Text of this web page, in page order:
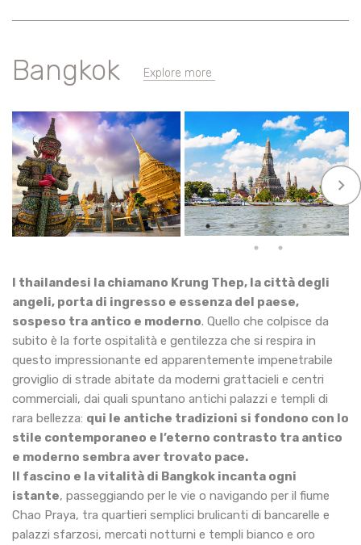
Bangkok Explore more
keyboard_arrow_right
I thailandesi la chiamano Krung Thep, la città degli
angeli, porta di ingresso e essenza del paese,
sospeso tra antico e moderno. Quello che colpisce da
subito è la forte ospitalità e gentilezza che si respira in
questo impressionante ed apparentemente impenetrabile
groviglio di strade abitate da moderni grattacieli e centri
commerciali, dai quali spuntano antichi palazzi e templi di
rara bellezza: qui le antiche tradizioni si fondono con lo
stile contemporaneo e l’eterno contrasto tra antico
e moderno sembra aver trovato pace.
Il fascino e la vitalità di Bangkok incanta ogni
istante, passeggiando per le vie o navigando per il fiume
Chao Praya, tra quartieri semplici brulicanti di bancarelle e
palazzi sfarzosi, mercati notturni e templi bianco e oro